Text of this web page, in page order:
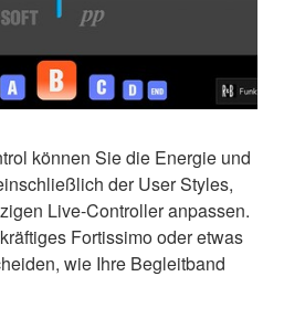
können Sie die Energie und
der User Styles,
Live-Controller anpassen.
Fortissimo oder etwas
wie Ihre Begleitband